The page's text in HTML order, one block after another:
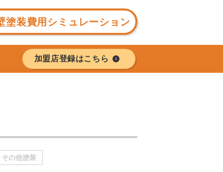
塗装費用シミュレーション
加盟店登録はこちら
その他塗装